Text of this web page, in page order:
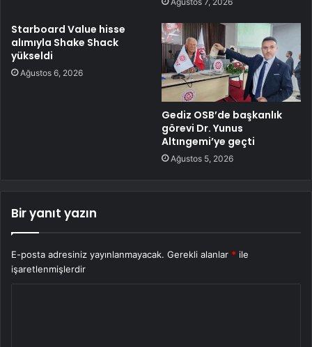
Starboard Value hisse
alımıyla Shake Shack
yükseldi
Ağustos 6, 2026
Gediz OSB’de başkanlık
görevi Dr. Yunus
Altıngemi’ye geçti
Ağustos 5, 2026
Bir yanıt yazın
E-posta adresiniz yayınlanmayacak. Gerekli alanlar * ile
işaretlenmişlerdir